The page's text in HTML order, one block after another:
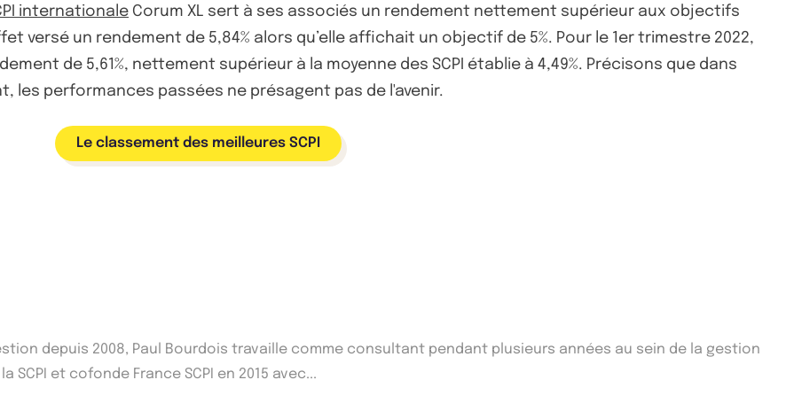
internationale Corum XL sert à ses associés un rendement nettement supérieur aux objectifs
versé un rendement de 5,84% alors qu’elle affichait un objectif de 5%. Pour le 1er trimestre 2022,
de 5,61%, nettement supérieur à la moyenne des SCPI établie à 4,49%. Précisons que dans
les performances passées ne présagent pas de l'avenir.
Le classement des meilleures SCPI
depuis 2008, Paul Bourdois travaille comme consultant pendant plusieurs années au sein de la gestion
SCPI et cofonde France SCPI en 2015 avec...